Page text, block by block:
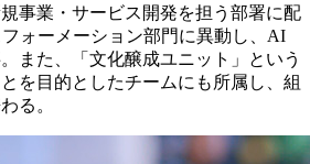
事業・サービス開発を担う部署に配
ォーメーション部門に異動し、AI
また、「文化醸成ユニット」という
を目的としたチームにも所属し、組
る。